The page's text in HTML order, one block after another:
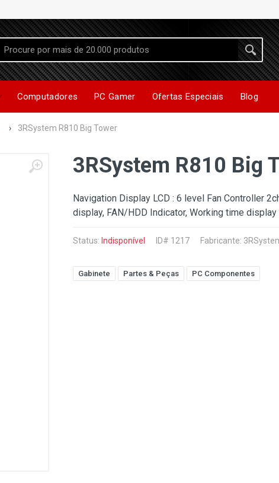
Computadores PC Gamer Ofertas Especiais Blog
› 3RSystem R810 Big Tower
3RSystem R810 Big
Navigation Display LCD : 6 level Fan Controller
display, FAN/HDD Indicator, Working time display
Status: Indisponível ID# 1217 Fabricante:
Gabinete Partes & Peças PC Componentes